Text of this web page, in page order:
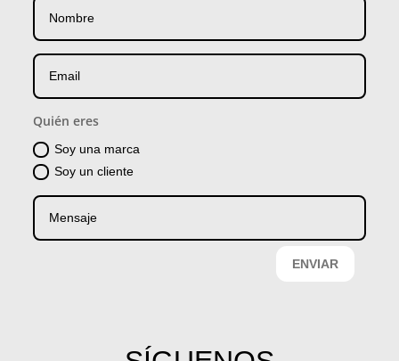
Quién eres
Soy una marca
Soy un cliente
ENVIAR